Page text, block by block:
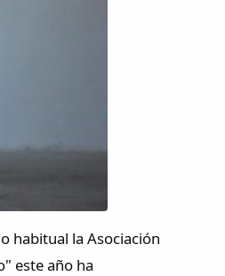
habitual la Asociación
este año ha